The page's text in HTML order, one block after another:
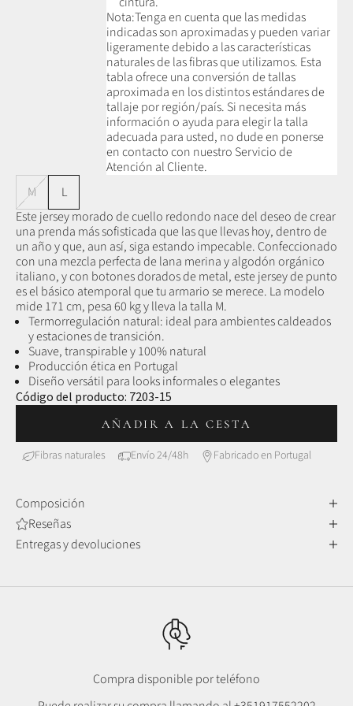
Nota:Tenga en cuenta que las medidas
indicadas son aproximadas y pueden variar
ligeramente debido a las características
naturales de las fibras que utilizamos. Esta
tabla ofrece una conversión de tallas
aproximada en los distintos estándares de
tallaje por región/país. Si necesita más
información o ayuda para elegir la talla
adecuada para usted, no dude en ponerse
en contacto con nuestro Servicio de
Atención al Cliente.
M
L
Este jersey morado de cuello redondo nace del deseo de crear
una prenda más sofisticada que las que llevas hoy, dentro de
un año y que, aun así, siga estando impecable. Confeccionado
con una mezcla perfecta de lana merina y algodón orgánico
italiano, y con botones dorados de metal, este jersey de punto
es el básico atemporal que tu armario se merece. La modelo
mide 171 cm, pesa 60 kg y lleva la talla M.
Termorregulación natural: ideal para ambientes caldeados
y estaciones de transición.
Suave, transpirable y 100% natural
Producción ética en Portugal
Diseño versátil para looks informales o elegantes
Código del producto: 7203-15
AÑADIR A LA CESTA
Fibras naturales Envío 24/48h Fabricado en Portugal
Composición
Reseñas
Entregas y devoluciones
Compra disponible por teléfono